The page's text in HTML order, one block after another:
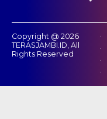
Copyright @ 2026
TERASJAMBI.ID, All
Rights Reserved